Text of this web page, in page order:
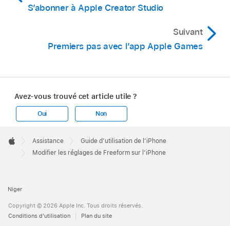
S’abonner à Apple Creator Studio
Suivant
Premiers pas avec l’app Apple Games
Avez-vous trouvé cet article utile ?
Oui Non
Footer

Apple
Assistance
Guide d’utilisation de l’iPhone
Modifier les réglages de Freeform sur l’iPhone
Niger
Copyright © 2026 Apple Inc. Tous droits réservés.
Conditions d’utilisation
Plan du site